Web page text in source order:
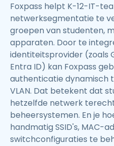
Foxpass helpt K-12-IT-
netwerksegmentatie te
groepen van studenten,
apparaten. Door te
identiteitsprovider (zoals
Entra ID) kan Foxpass
authenticatie dynamisch
VLAN. Dat betekent dat
hetzelfde netwerk
beheersystemen. En je
handmatig SSID's, MAC-
switchconfiguraties te